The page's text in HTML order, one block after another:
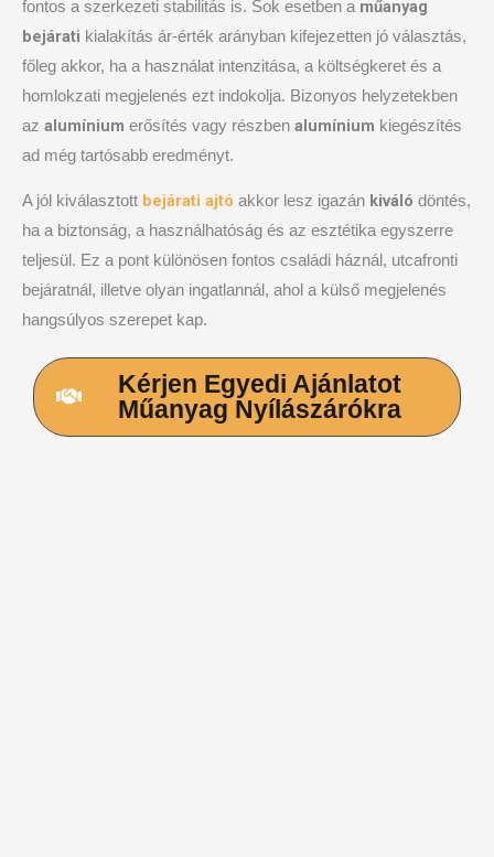
fontos a szerkezeti stabilitás is. Sok esetben a műanyag
bejárati kialakítás ár-érték arányban kifejezetten jó választás,
főleg akkor, ha a használat intenzitása, a költségkeret és a
homlokzati megjelenés ezt indokolja. Bizonyos helyzetekben
az alumínium erősítés vagy részben alumínium kiegészítés
ad még tartósabb eredményt.
A jól kiválasztott bejárati ajtó akkor lesz igazán kiváló döntés,
ha a biztonság, a használhatóság és az esztétika egyszerre
teljesül. Ez a pont különösen fontos családi háznál, utcafronti
bejáratnál, illetve olyan ingatlannál, ahol a külső megjelenés
hangsúlyos szerepet kap.
Kérjen Egyedi Ajánlatot
Műanyag Nyílászárókra